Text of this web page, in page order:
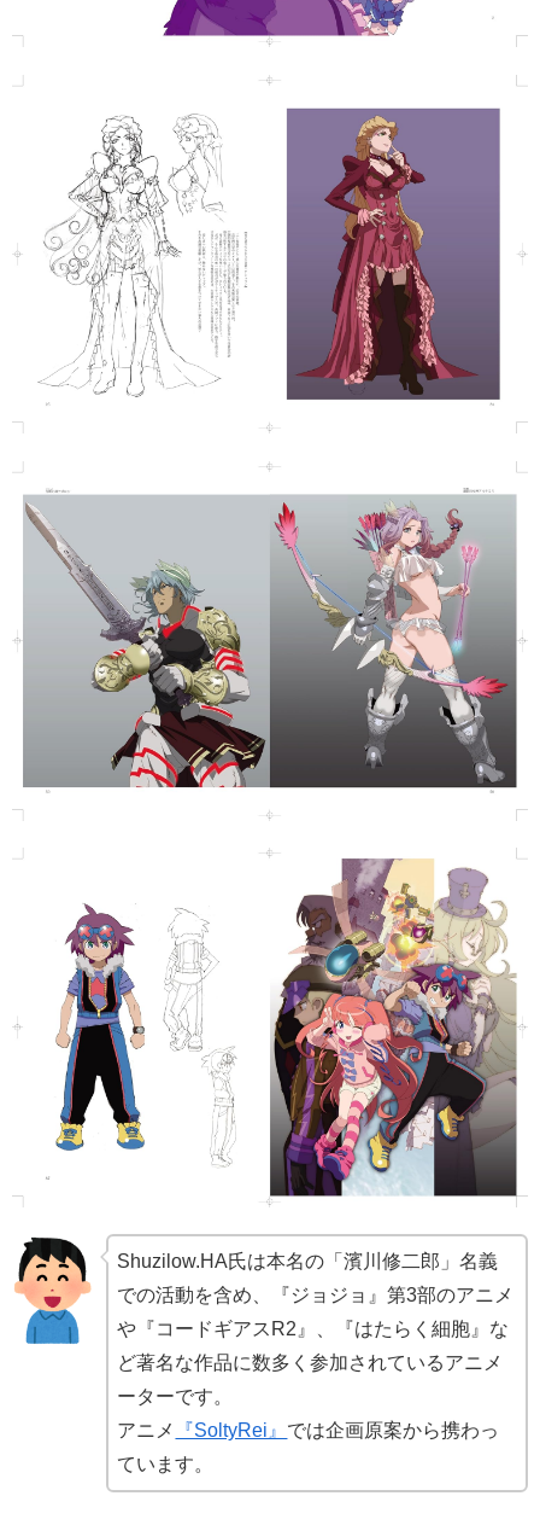
Shuzilow.HA氏は本名の「濱川修二郎」名義
での活動を含め、『ジョジョ』第3部のアニメ
や『コードギアスR2』、『はたらく細胞』な
ど著名な作品に数多く参加されているアニメ
ーターです。
アニメ
『SoltyRei』 では企画原案から携わっ
ています。